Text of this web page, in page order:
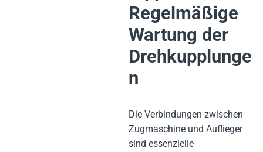
Regelmäßige
Wartung der
Drehkupplunge
n
Die Verbindungen zwischen
Zugmaschine und Auflieger
sind essenzielle